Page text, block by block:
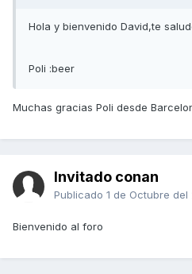
Hola y bienvenido David,te
Poli :beer
Muchas gracias Poli desde
Invitado conan
Publicado 1 de Octubre del
Bienvenido al foro